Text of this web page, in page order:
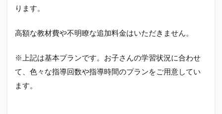
ります。
高額な教材費や不明瞭な追加料金はいただきません。
※上記は基本プランです。お子さんの学習状況に合わせ
て、色々な指導回数や指導時間のプランをご用意してい
ます。